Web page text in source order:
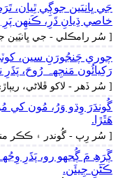
جَي ڀانيَين جوڳِي
خاصي ڌِيانِ ڌَرِ، ڪَنھِن پَرِ
[ سُر رامڪلي - جي ڀانيَين
چوري چَنجُورَنِ سين،
رَکِيائُون مَنجِهہ رُوحَ، پَڌَرِ
[ سُر ڏھر - لاکو ڦلاڻي،
گُوندَرَ وِڌو وَرُ، مُون کي
ھَٿَڙا.
[ سُر رِپ - گُوندر ۽ ڪڪر
ڳَرَھِ مَ ڳُجهو رو، پَڌَرِ
ڪَڻَنِ جِيئَن.